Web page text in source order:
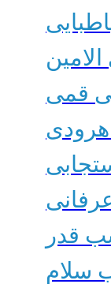
قمی
قدر
سلام